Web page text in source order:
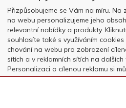
Copyright © OK AVIATION Base,
shop
Přizpůsobujeme se Vám na míru.
na webu personalizujeme jeho
relevantní nabídky a produkty.
souhlasíte také s využíváním
chování na webu pro zobrazení
sítích a v reklamních sítích na dalších
Personalizaci a cílenou reklamu si
nebo kdykoli vypnout po kliknutí na